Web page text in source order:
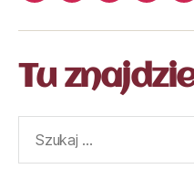
Tu